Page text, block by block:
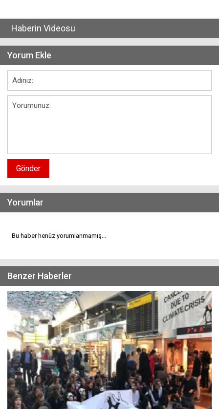
Haberin Videosu
Yorum Ekle
Gönder
Yorumlar
Bu haber henüz yorumlanmamış...
Benzer Haberler